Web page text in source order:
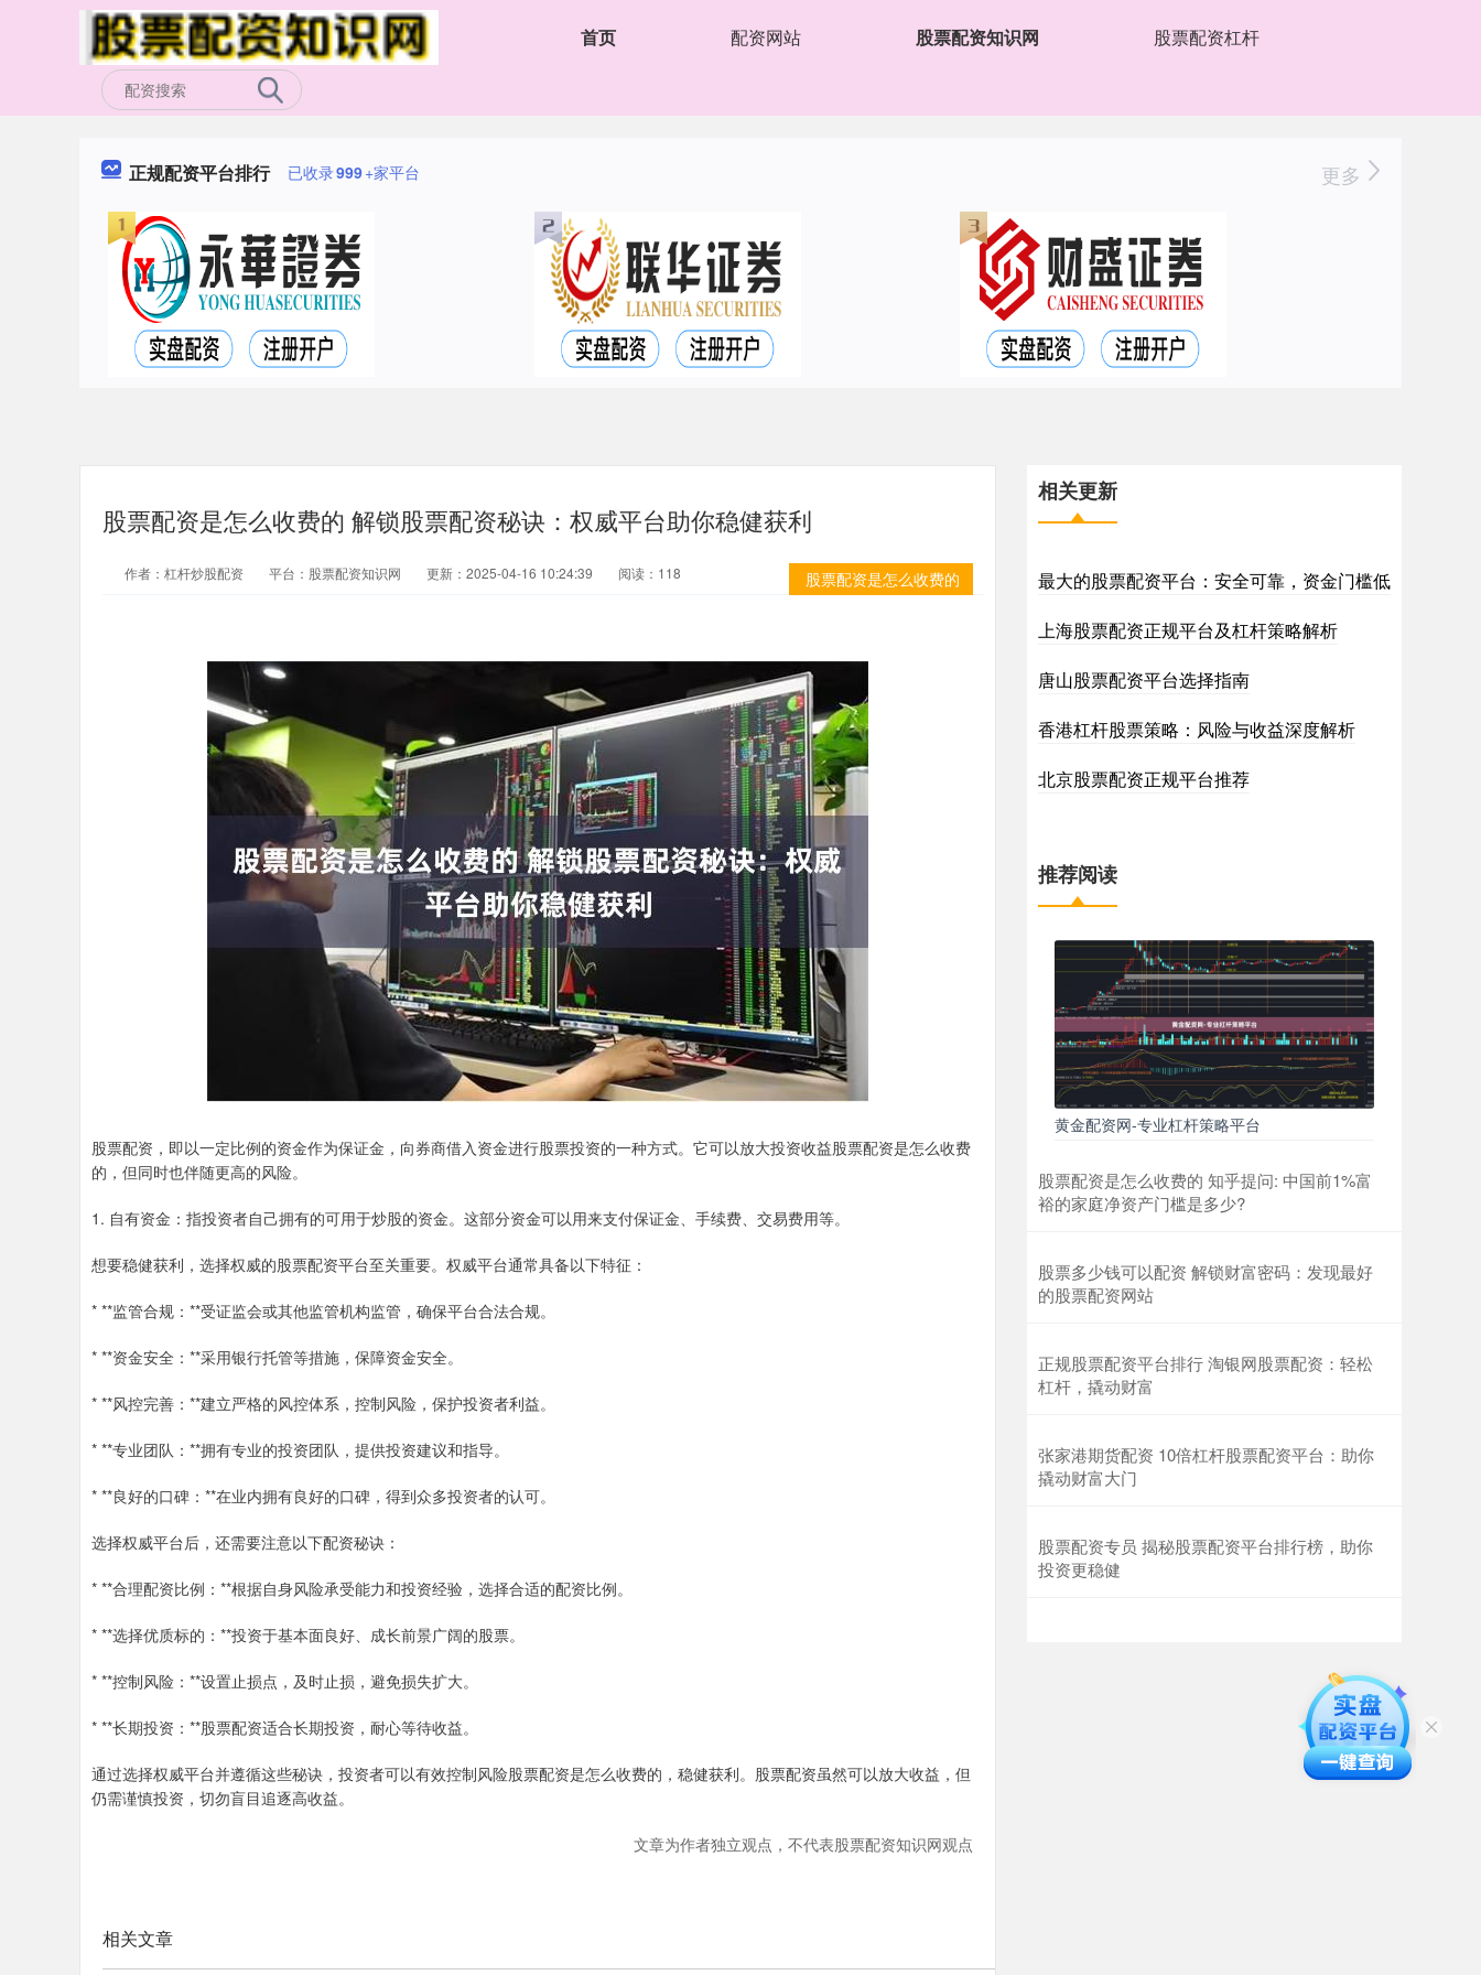
首页 配资网站 股票配资知识网 股票配资杠杆
正规配资平台排行 已收录999+家平台 更多
股票配资是怎么收费的 解锁股票配资秘诀：权威平台助你稳健获利
股票配资是怎么收费的
作者：杠杆炒股配资 平台：股票配资知识网 更新：2025-04-16 10:24:39 阅读：118
股票配资，即以一定比例的资金作为保证金，向券商借入资金进行股票投资的一种方式。它可以放大投资收益股票配资是怎么收费
的，但同时也伴随更高的风险。
1. 自有资金：指投资者自己拥有的可用于炒股的资金。这部分资金可以用来支付保证金、手续费、交易费用等。
想要稳健获利，选择权威的股票配资平台至关重要。权威平台通常具备以下特征：
* **监管合规：**受证监会或其他监管机构监管，确保平台合法合规。
* **资金安全：**采用银行托管等措施，保障资金安全。
* **风控完善：**建立严格的风控体系，控制风险，保护投资者利益。
* **专业团队：**拥有专业的投资团队，提供投资建议和指导。
* **良好的口碑：**在业内拥有良好的口碑，得到众多投资者的认可。
选择权威平台后，还需要注意以下配资秘诀：
* **合理配资比例：**根据自身风险承受能力和投资经验，选择合适的配资比例。
* **选择优质标的：**投资于基本面良好、成长前景广阔的股票。
* **控制风险：**设置止损点，及时止损，避免损失扩大。
* **长期投资：**股票配资适合长期投资，耐心等待收益。
通过选择权威平台并遵循这些秘诀，投资者可以有效控制风险股票配资是怎么收费的，稳健获利。股票配资虽然可以放大收益，但
仍需谨慎投资，切勿盲目追逐高收益。
文章为作者独立观点，不代表股票配资知识网观点
相关文章
相关更新
最大的股票配资平台：安全可靠，资金门槛低
上海股票配资正规平台及杠杆策略解析
唐山股票配资平台选择指南
香港杠杆股票策略：风险与收益深度解析
北京股票配资正规平台推荐
推荐阅读
黄金配资网-专业杠杆策略平台
股票配资是怎么收费的 知乎提问: 中国前1%富
裕的家庭净资产门槛是多少?
股票多少钱可以配资 解锁财富密码：发现最好
的股票配资网站
正规股票配资平台排行 淘银网股票配资：轻松
杠杆，撬动财富
张家港期货配资 10倍杠杆股票配资平台：助你
撬动财富大门
股票配资专员 揭秘股票配资平台排行榜，助你
投资更稳健